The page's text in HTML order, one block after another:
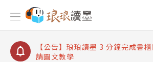
【公告】琅琅讀墨數位閱讀資產
【公告】琅琅讀墨書櫃開通常見問
【公告】琅琅讀墨 3 分鐘完成書
請圖文教學